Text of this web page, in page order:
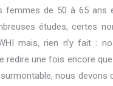
femmes de 50 à 65 ans
études, certes
mais, rien n’y fait :
redire une fois encore
nous